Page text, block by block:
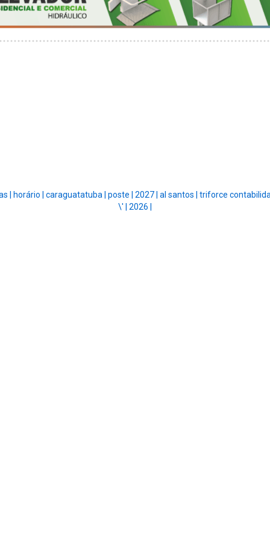
| horário | caraguatatuba | poste | 2027 | al santos | triforce
\' | 2026 |